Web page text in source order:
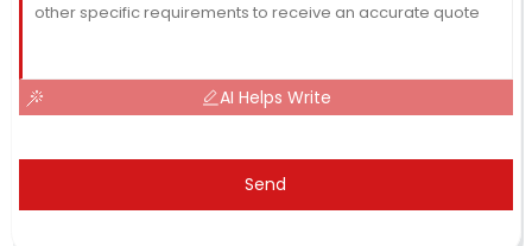
AI Helps Write
Send